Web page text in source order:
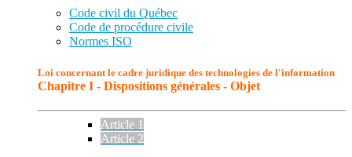
Code civil du Québec
Code de procédure civile
Normes ISO
Loi concernant le cadre juridique des technologies de l'information
Chapitre I - Dispositions générales - Objet
Article 1
Article 2